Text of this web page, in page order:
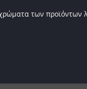
των προϊόντων